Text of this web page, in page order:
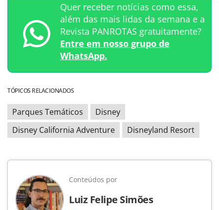
Quer receber notícias como essa,
além das mais lidas da semana e a
Revista PANROTAS gratuitamente?
Entre em nosso grupo de
WhatsApp.
TÓPICOS RELACIONADOS
Parques Temáticos
Disney
Disney California Adventure
Disneyland Resort
Conteúdos por
Luiz Felipe Simões